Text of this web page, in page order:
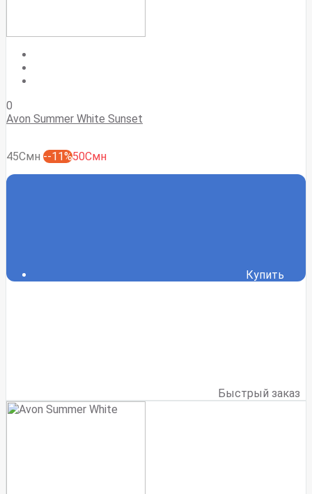
0
Avon Summer White Sunset
45Смн --11%50Смн
Купить
Быстрый заказ